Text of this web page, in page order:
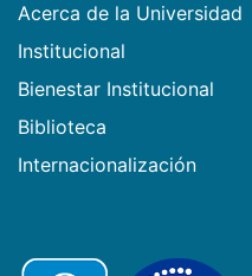
Acerca de la Universidad
Institucional
Bienestar Institucional
Biblioteca
Internacionalización